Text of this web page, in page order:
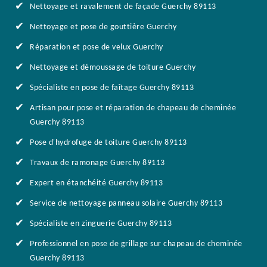
Nettoyage et ravalement de façade Guerchy 89113
Nettoyage et pose de gouttière Guerchy
Réparation et pose de velux Guerchy
Nettoyage et démoussage de toiture Guerchy
Spécialiste en pose de faîtage Guerchy 89113
Artisan pour pose et réparation de chapeau de cheminée
Guerchy 89113
Pose d'hydrofuge de toiture Guerchy 89113
Travaux de ramonage Guerchy 89113
Expert en étanchéité Guerchy 89113
Service de nettoyage panneau solaire Guerchy 89113
Spécialiste en zinguerie Guerchy 89113
Professionnel en pose de grillage sur chapeau de cheminée
Guerchy 89113